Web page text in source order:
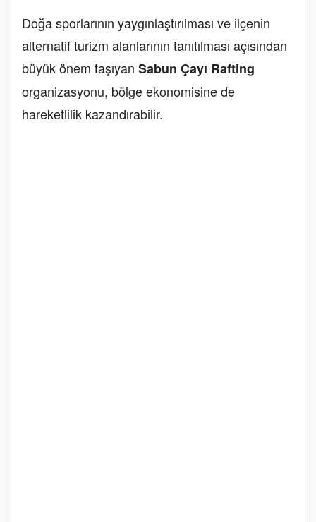
Doğa sporlarının yaygınlaştırılması ve ilçenin
alternatif turizm alanlarının tanıtılması açısından
büyük önem taşıyan Sabun Çayı Rafting
organizasyonu, bölge ekonomisine de
hareketlilik kazandırabilir.